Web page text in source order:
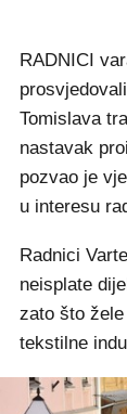
RADNICI
Tomislava
nastavak
pozvao je
u interesu
Radnici
neisplate
zato što
tekstilne